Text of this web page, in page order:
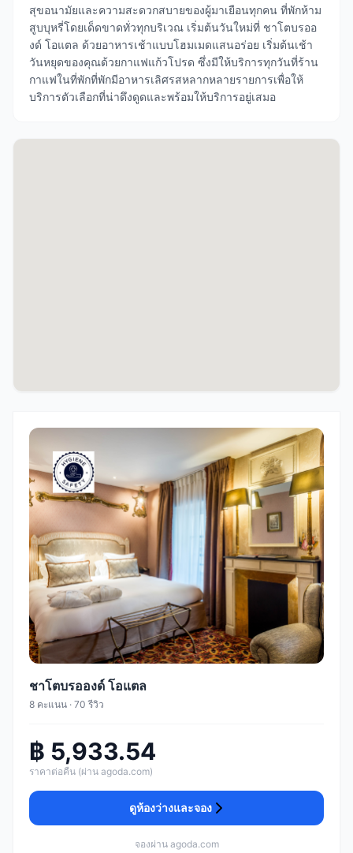
สุขอนามัยและความสะดวกสบายของผู้มาเยือนทุกคน ที่พักห้าม
สูบบุหรี่โดยเด็ดขาดทั่วทุกบริเวณ เริ่มต้นวันใหม่ที่ ชาโตบรออ
งด์ โอแตล ด้วยอาหารเช้าแบบโฮมเมดแสนอร่อย เริ่มต้นเช้า
วันหยุดของคุณด้วยกาแฟแก้วโปรด ซึ่งมีให้บริการทุกวันที่ร้าน
กาแฟในที่พักที่พักมีอาหารเลิศรสหลากหลายรายการเพื่อให้
บริการตัวเลือกที่น่าดึงดูดและพร้อมให้บริการอยู่เสมอ
ชาโตบรอองด์ โอแตล
8 คะแนน · 70 รีวิว
฿ 5,933.54
ราคาต่อคืน (ผ่าน agoda.com)
ดูห้องว่างและจอง
จองผ่าน agoda.com